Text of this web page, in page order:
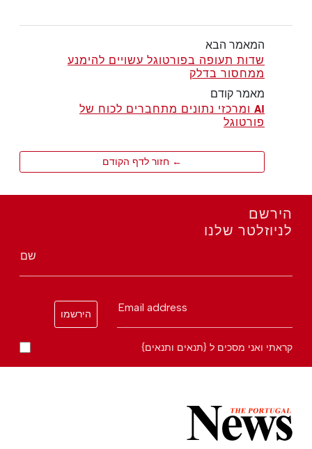
המאמר הבא
שדות תעופה בפורטוגל עשויים להימנע
ממחסור בדלק
מאמר קודם
AI ומרכזי נתונים מתחברים לכוח של
פורטוגל
← חזור לדף הקודם
הירשם
לניוזלטר שלנו
שם
Email address
הירשמו
קראתי ואני מסכים ל {תנאים ותנאים}